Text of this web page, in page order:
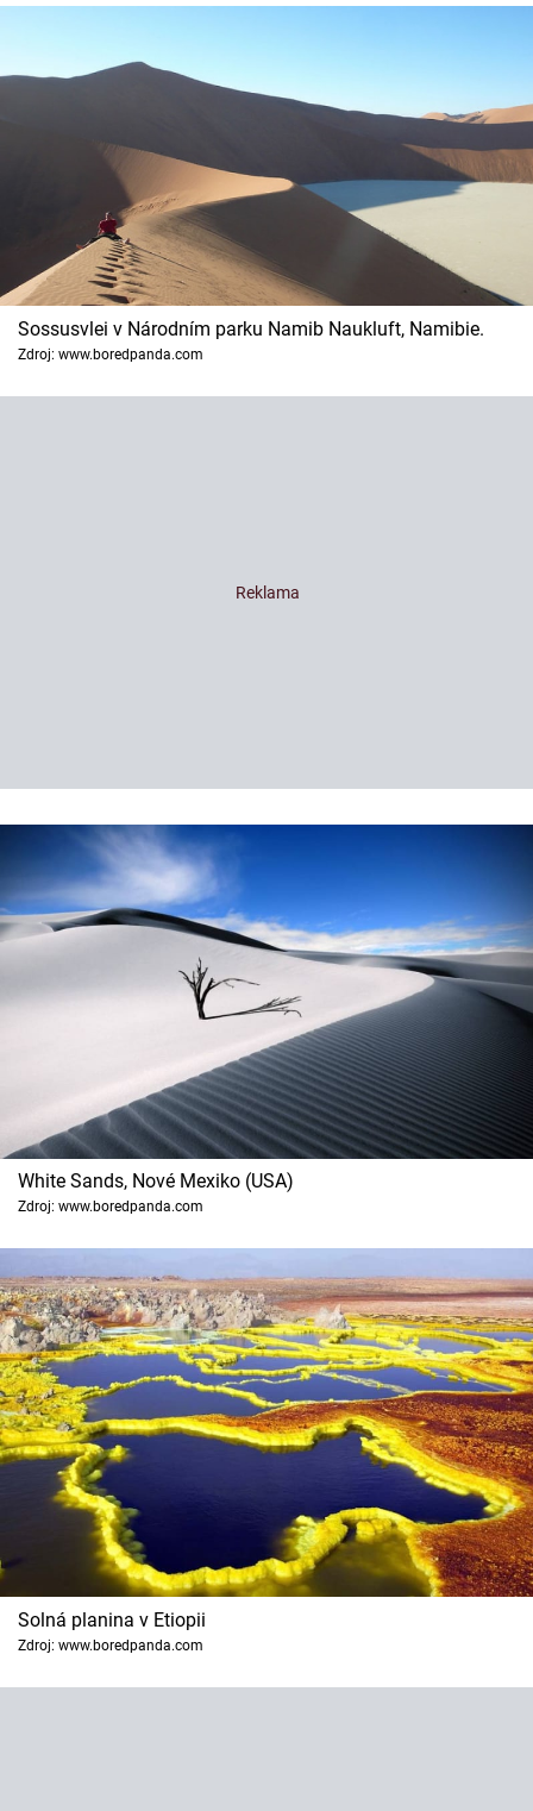
Sossusvlei v Národním parku Namib Naukluft, Namibie.
Zdroj: www.boredpanda.com
White Sands, Nové Mexiko (USA)
Zdroj: www.boredpanda.com
Solná planina v Etiopii
Zdroj: www.boredpanda.com